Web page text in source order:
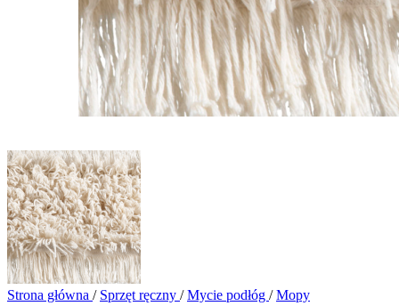
Strona główna / Sprzęt ręczny / Mycie podłóg / Mopy